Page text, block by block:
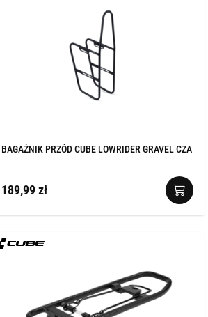
BAGAŻNIK PRZÓD CUBE LOWRIDER GRAVEL CZA
189,99 zł